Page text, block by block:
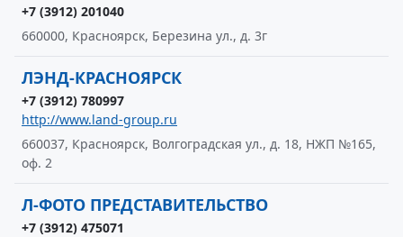
+7 (3912) 201040
660000, Красноярск, Березина ул., д. 3г
ЛЭНД-КРАСНОЯРСК
+7 (3912) 780997
http://www.land-group.ru
660037, Красноярск, Волгоградская ул., д. 18, НЖП №165,
оф. 2
Л-ФОТО ПРЕДСТАВИТЕЛЬСТВО
+7 (3912) 475071